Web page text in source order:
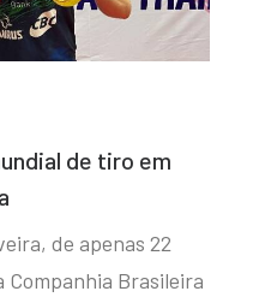
de tiro em
de apenas 22
Brasileira